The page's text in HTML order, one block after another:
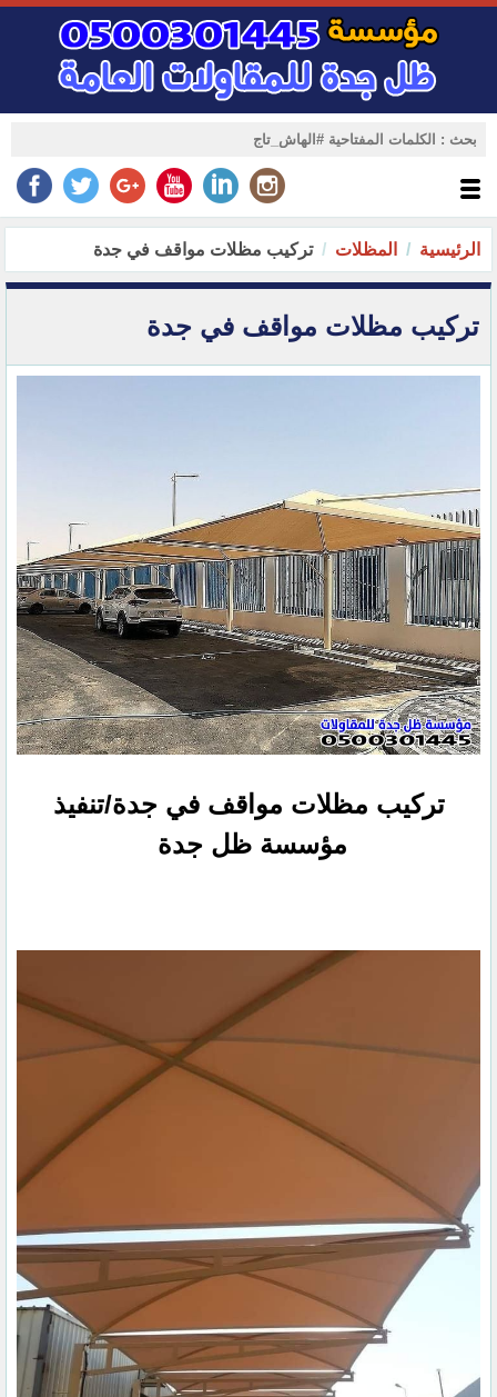
الرئيسية المظلات تركيب مظلات مواقف في جدة
تركيب مظلات مواقف في جدة
تركيب مظلات مواقف في جدة/تنفيذ
مؤسسة ظل جدة